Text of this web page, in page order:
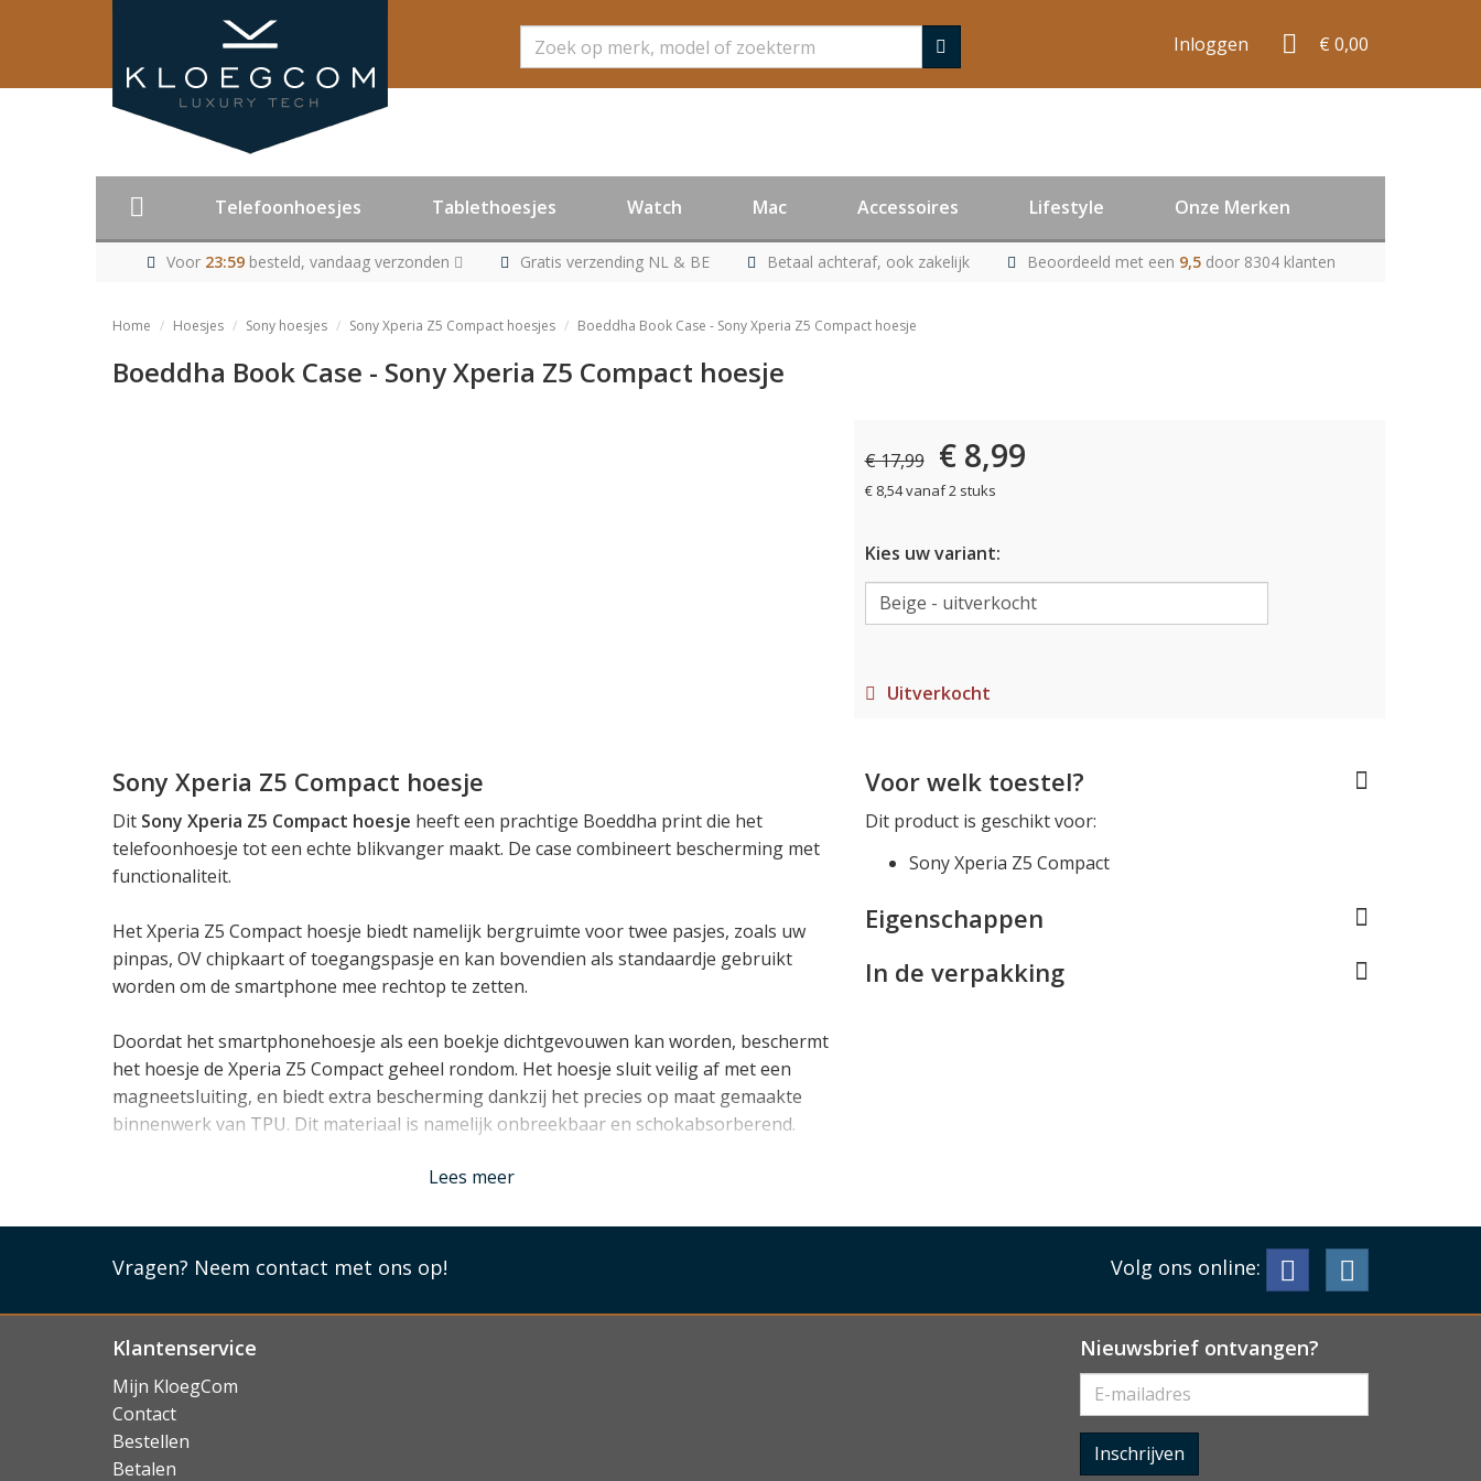
Zoeken Inloggen € 0,00
Telefoonhoesjes Tablethoesjes Watch Mac Accessoires Lifestyle Onze Merken
Voor 23:59besteld, vandaag verzonden Gratis verzending NL & BE Betaal achteraf, ook zakelijk Beoordeeld met een 9,5 door 8304 klanten
Home Hoesjes Sony hoesjes Sony Xperia Z5 Compact hoesjes Boeddha Book Case - Sony Xperia Z5 Compact hoesje
Boeddha Book Case - Sony Xperia Z5 Compact hoesje
€ 17,99 € 8,99
€ 8,54 vanaf 2 stuks
Kies uw variant:
Uitverkocht
Sony Xperia Z5 Compact hoesje
Dit Sony Xperia Z5 Compact hoesje heeft een prachtige Boeddha print die het
telefoonhoesje tot een echte blikvanger maakt. De case combineert bescherming met
functionaliteit.
Het Xperia Z5 Compact hoesje biedt namelijk bergruimte voor twee pasjes, zoals uw
pinpas, OV chipkaart of toegangspasje en kan bovendien als standaardje gebruikt
worden om de smartphone mee rechtop te zetten.
Doordat het smartphonehoesje als een boekje dichtgevouwen kan worden, beschermt
het hoesje de Xperia Z5 Compact geheel rondom. Het hoesje sluit veilig af met een
magneetsluiting, en biedt extra bescherming dankzij het precies op maat gemaakte
binnenwerk van TPU. Dit materiaal is namelijk onbreekbaar en schokabsorberend.
Lees minder
Lees meer
Voor welk toestel?
Dit product is geschikt voor:
Sony Xperia Z5 Compact
Eigenschappen
In de verpakking
Vragen? Neem contact met ons op! Volg ons online:
Klantenservice
Mijn KloegCom
Contact
Bestellen
Betalen
Nieuwsbrief ontvangen?
Inschrijven